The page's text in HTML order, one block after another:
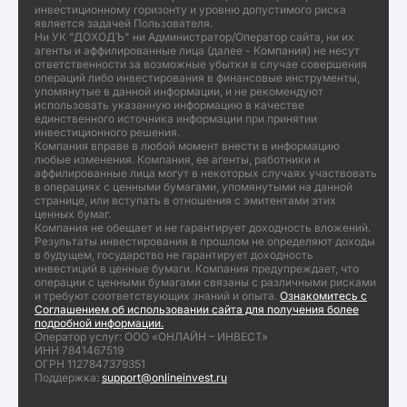
инвестиционному горизонту и уровню допустимого риска
является задачей Пользователя.
Ни УК "ДОХОДЪ" ни Администратор/Оператор сайта, ни их
агенты и аффилированные лица (далее - Компания) не несут
ответственности за возможные убытки в случае совершения
операций либо инвестирования в финансовые инструменты,
упомянутые в данной информации, и не рекомендуют
использовать указанную информацию в качестве
единственного источника информации при принятии
инвестиционного решения.
Компания вправе в любой момент внести в информацию
любые изменения. Компания, ее агенты, работники и
аффилированные лица могут в некоторых случаях участвовать
в операциях с ценными бумагами, упомянутыми на данной
странице, или вступать в отношения с эмитентами этих
ценных бумаг.
Компания не обещает и не гарантирует доходность вложений.
Результаты инвестирования в прошлом не определяют доходы
в будущем, государство не гарантирует доходность
инвестиций в ценные бумаги. Компания предупреждает, что
операции с ценными бумагами связаны с различными рисками
и требуют соответствующих знаний и опыта. Ознакомитесь с
Соглашением об использовании сайта для получения более
подробной информации.
Оператор услуг: ООО «ОНЛАЙН – ИНВЕСТ»
ИНН 7841467519
ОГРН 1127847379351
Поддержка: support@onlineinvest.ru